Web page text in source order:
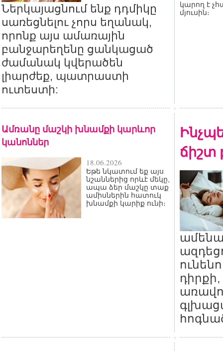
Ներկայացնում ենք դդմիկը
սառեցնելու չորս եղանակ,
որոնք այս ամառային
բանջարեղենը ցանկացած
ժամանակ կվերածեն
լիարժեք, պատրաստի
ուտեստի:
կարող է
մյուսին։
Ամռանը մաշկի խնամքի կարևոր
կանոններ
18.06.2026
Եթե նկատում եք այս
նշաններից որևէ մեկը,
ապա ձեր մաշկը տաք
ամիսներին հատուկ
խնամքի կարիք ունի։
ճիշտ